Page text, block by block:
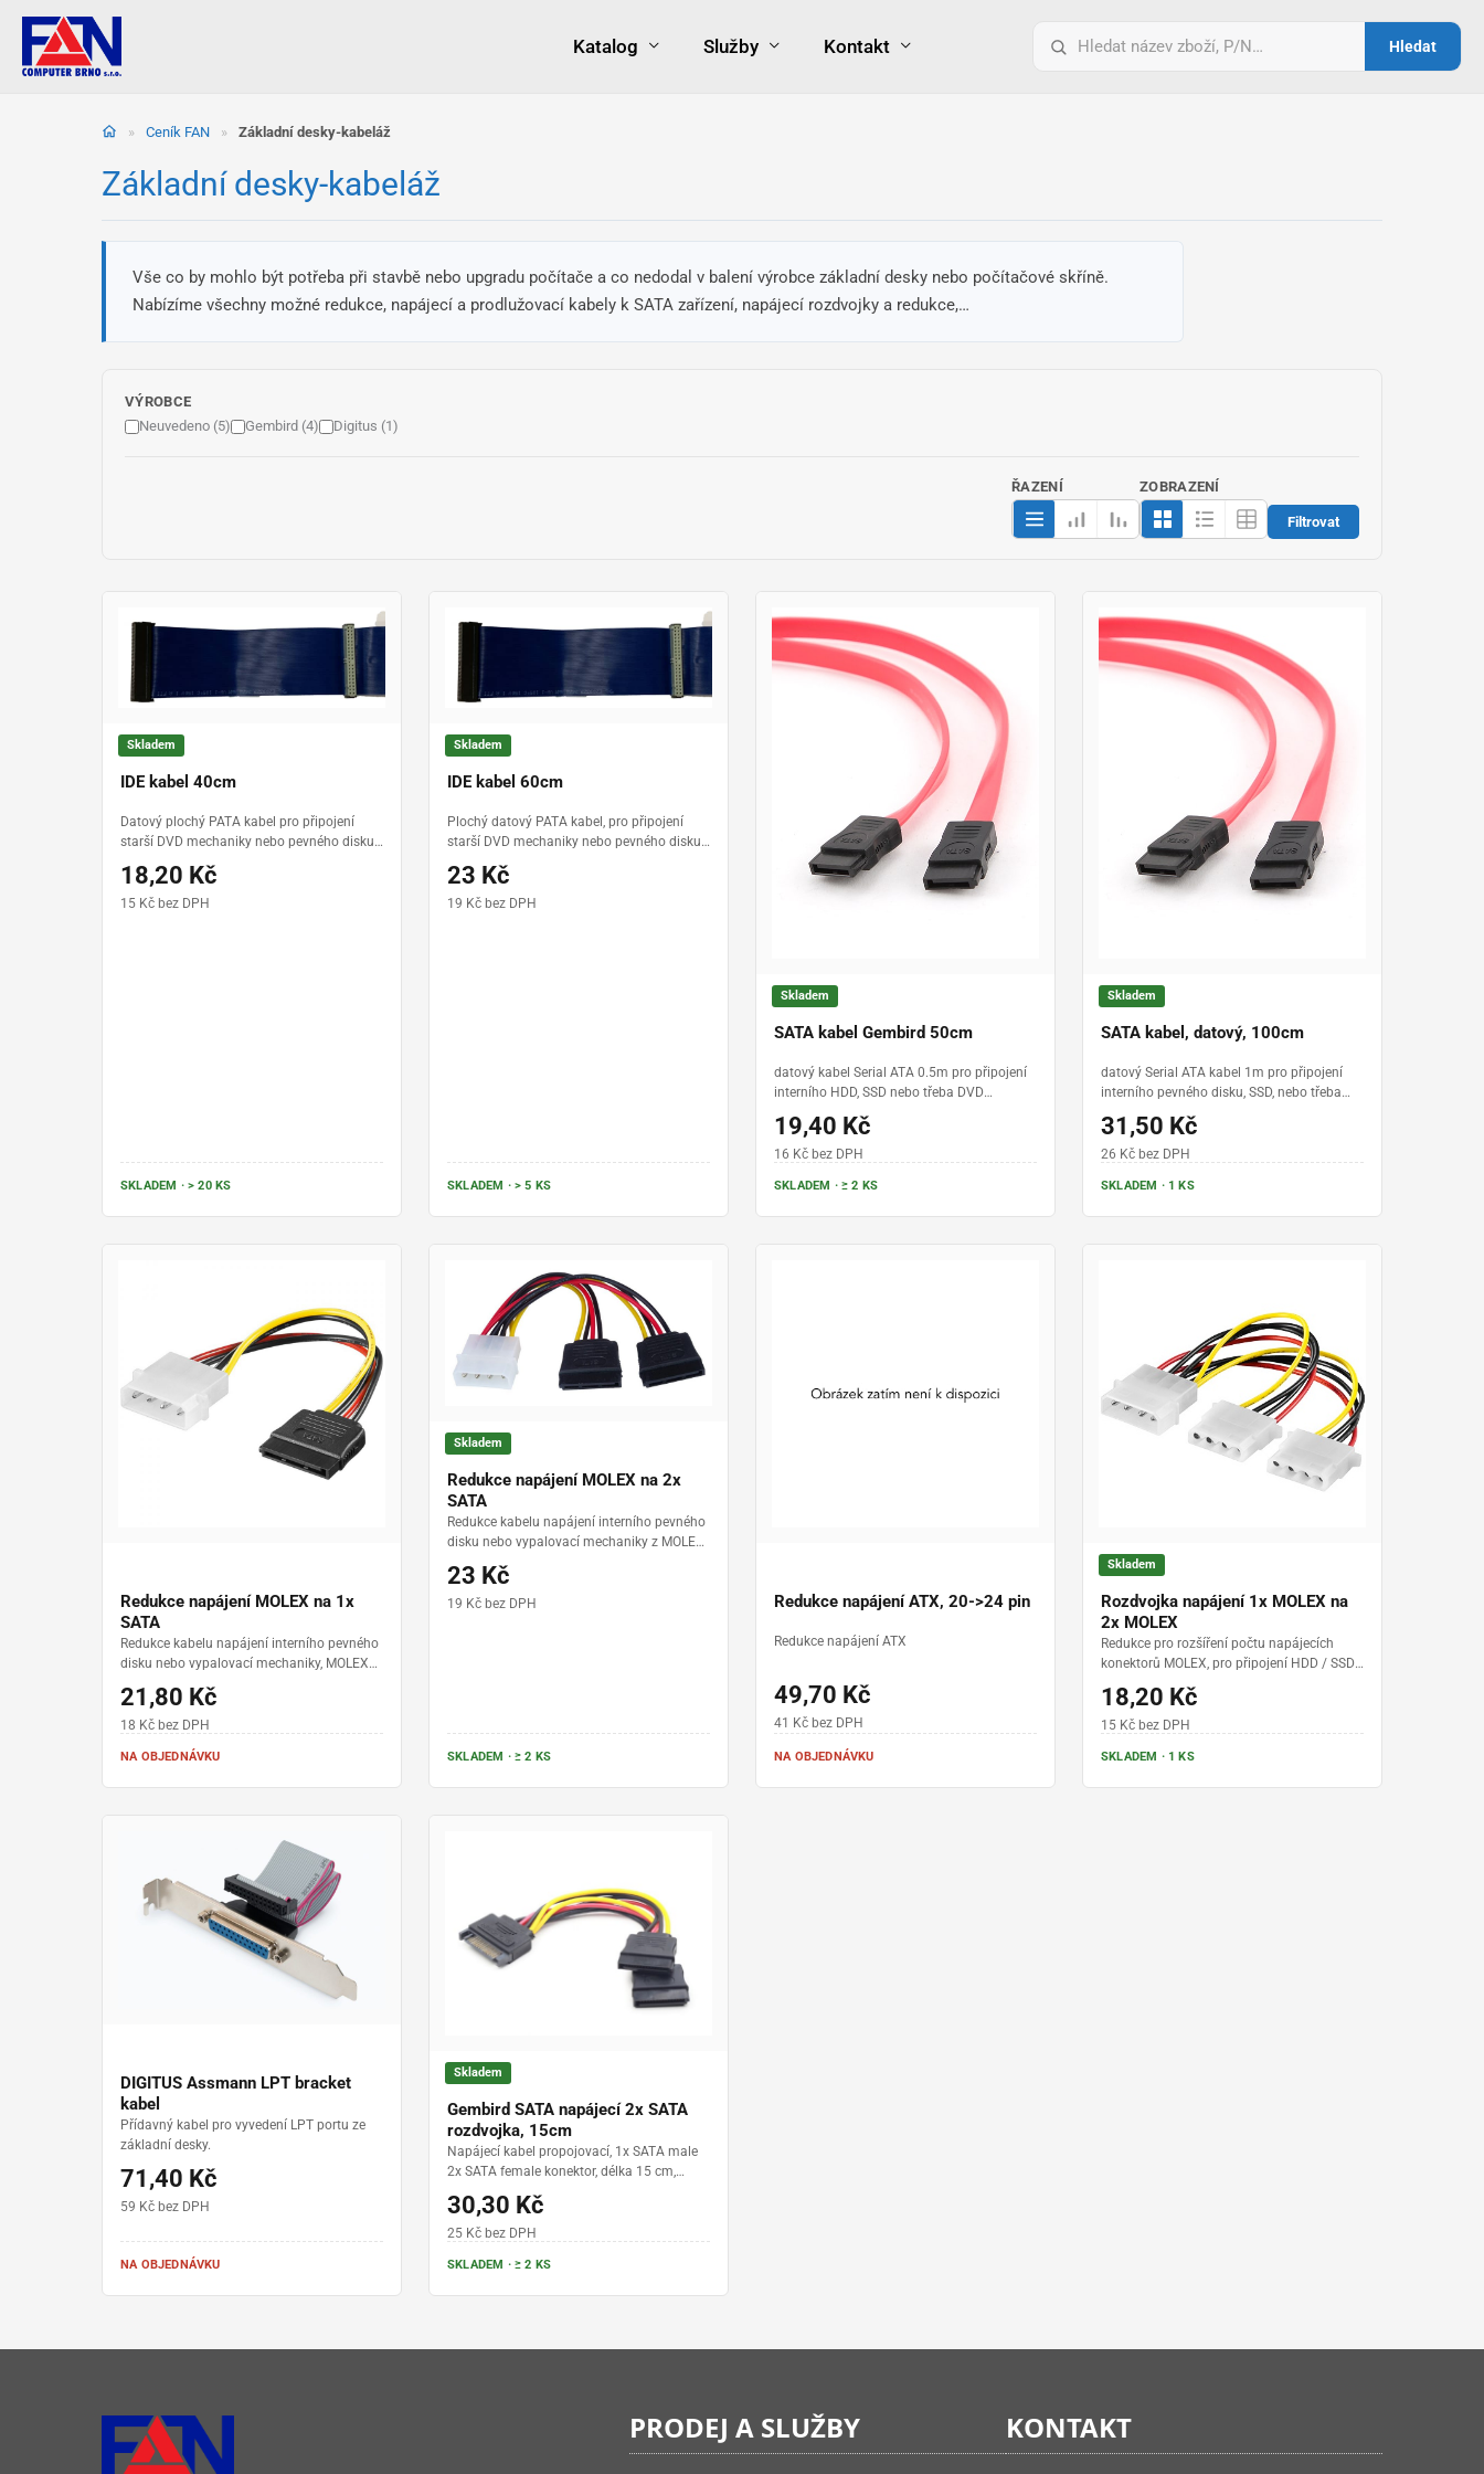
Katalog Služby Kontakt
pro:
Hledat
» Ceník FAN » Základní desky-kabeláž
Základní desky-kabeláž
Vše co by mohlo být potřeba při stavbě nebo upgradu počítače a co nedodal v balení výrobce základní desky nebo počítačové skříně.
Nabízíme všechny možné redukce, napájecí a prodlužovací kabely k SATA zařízení, napájecí rozdvojky a redukce,…
VÝROBCE
Neuvedeno (5)
Gembird (4) Digitus (1)
ŘAZENÍ ZOBRAZENÍ
Filtrovat
Skladem
IDE kabel 40cm
Datový plochý PATA kabel pro připojení
starší DVD mechaniky nebo pevného disku,
18,20 Kč
15 Kč bez DPH
SKLADEM · > 20 KS
Skladem
IDE kabel 60cm
Plochý datový PATA kabel, pro připojení
starší DVD mechaniky nebo pevného disku.
IDE kabel délky 60 cm, UDMA
23 Kč
19 Kč bez DPH
SKLADEM · > 5 KS
Skladem
SATA kabel Gembird 50cm
datový kabel Serial ATA 0.5m pro připojení
interního HDD, SSD nebo třeba DVD
mechaniky, rovné zakončení, SATA 3.0
19,40 Kč
16 Kč bez DPH
SKLADEM · ≥ 2 KS
Skladem
SATA kabel, datový, 100cm
datový Serial ATA kabel 1m pro připojení
interního pevného disku, SSD, nebo třeba
DVD mechaniky
31,50 Kč
26 Kč bez DPH
SKLADEM · 1 KS
Redukce napájení MOLEX na 1x
SATA
Redukce kabelu napájení interního pevného
disku nebo vypalovací mechaniky, MOLEX
21,80 Kč
18 Kč bez DPH
NA OBJEDNÁVKU
Skladem
Redukce napájení MOLEX na 2x
SATA
Redukce kabelu napájení interního pevného
disku nebo vypalovací mechaniky z MOLEX
23 Kč
19 Kč bez DPH
SKLADEM · ≥ 2 KS
Redukce napájení ATX, 20->24 pin
Redukce napájení ATX
49,70 Kč
41 Kč bez DPH
NA OBJEDNÁVKU
Skladem
Rozdvojka napájení 1x MOLEX na
2x MOLEX
Redukce pro rozšíření počtu napájecích
konektorů MOLEX, pro připojení HDD / SSD /
18,20 Kč
15 Kč bez DPH
SKLADEM · 1 KS
DIGITUS Assmann LPT bracket
kabel
Přídavný kabel pro vyvedení LPT portu ze
základní desky.
71,40 Kč
59 Kč bez DPH
NA OBJEDNÁVKU
Skladem
Gembird SATA napájecí 2x SATA
rozdvojka, 15cm
Napájecí kabel propojovací, 1x SATA male
2x SATA female konektor, délka 15 cm,
rovné zakončení
30,30 Kč
25 Kč bez DPH
SKLADEM · ≥ 2 KS
PRODEJ A SLUŽBY KONTAKT